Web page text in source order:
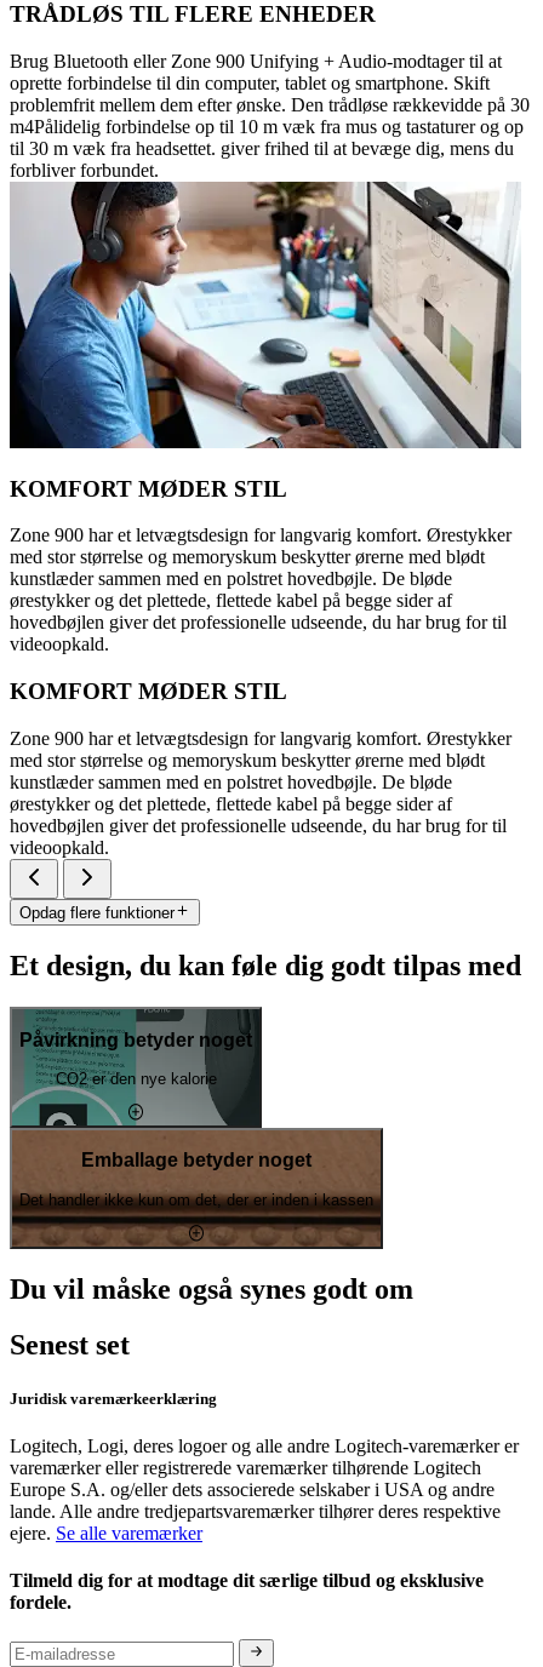
TRÅDLØS TIL FLERE ENHEDER
Brug Bluetooth eller Zone 900 Unifying + Audio-modtager til at
oprette forbindelse til din computer, tablet og smartphone. Skift
problemfrit mellem dem efter ønske. Den trådløse rækkevidde på 30
m4Pålidelig forbindelse op til 10 m væk fra mus og tastaturer og op
til 30 m væk fra headsettet. giver frihed til at bevæge dig, mens du
forbliver forbundet.
KOMFORT MØDER STIL
Zone 900 har et letvægtsdesign for langvarig komfort. Ørestykker
med stor størrelse og memoryskum beskytter ørerne med blødt
kunstlæder sammen med en polstret hovedbøjle. De bløde
ørestykker og det plettede, flettede kabel på begge sider af
hovedbøjlen giver det professionelle udseende, du har brug for til
videoopkald.
KOMFORT MØDER STIL
Zone 900 har et letvægtsdesign for langvarig komfort. Ørestykker
med stor størrelse og memoryskum beskytter ørerne med blødt
kunstlæder sammen med en polstret hovedbøjle. De bløde
ørestykker og det plettede, flettede kabel på begge sider af
hovedbøjlen giver det professionelle udseende, du har brug for til
videoopkald.
Opdag flere funktioner
Et design, du kan føle dig godt tilpas med
Påvirkning betyder noget
CO2 er den nye kalorie
Emballage betyder noget
Det handler ikke kun om det, der er inden i kassen
Du vil måske også synes godt om
Senest set
Juridisk varemærkeerklæring
Logitech, Logi, deres logoer og alle andre Logitech-varemærker er
varemærker eller registrerede varemærker tilhørende Logitech
Europe S.A. og/eller dets associerede selskaber i USA og andre
lande. Alle andre tredjepartsvaremærker tilhører deres respektive
ejere. Se alle varemærker
Tilmeld dig for at modtage dit særlige tilbud og eksklusive
fordele.